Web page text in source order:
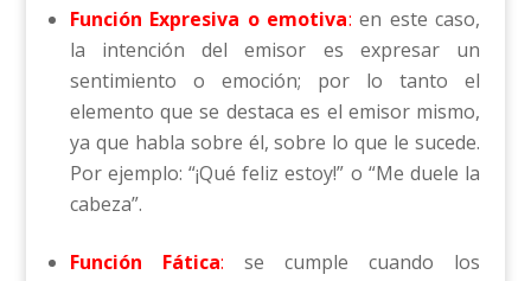
Función Expresiva o emotiva: en este caso,
la intención del emisor es expresar un
sentimiento o emoción; por lo tanto el
elemento que se destaca es el emisor mismo,
ya que habla sobre él, sobre lo que le sucede.
Por ejemplo: “¡Qué feliz estoy!” o “Me duele la
cabeza”.
Función Fática: se cumple cuando los